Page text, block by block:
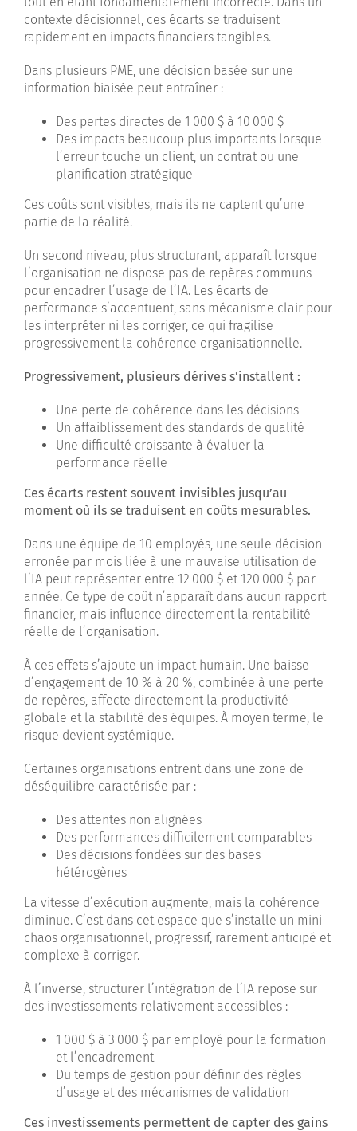
contexte décisionnel, ces écarts se traduisent
rapidement en impacts financiers tangibles.
Dans plusieurs PME, une décision basée sur une
information biaisée peut entraîner :
Des pertes directes de 1 000 $ à 10 000 $
Des impacts beaucoup plus importants lorsque
l’erreur touche un client, un contrat ou une
planification stratégique
Ces coûts sont visibles, mais ils ne captent qu’une
partie de la réalité.
Un second niveau, plus structurant, apparaît lorsque
l’organisation ne dispose pas de repères communs
pour encadrer l’usage de l’IA. Les écarts de
performance s’accentuent, sans mécanisme clair pour
les interpréter ni les corriger, ce qui fragilise
progressivement la cohérence organisationnelle.
Progressivement, plusieurs dérives s’installent :
Une perte de cohérence dans les décisions
Un affaiblissement des standards de qualité
Une difficulté croissante à évaluer la
performance réelle
Ces écarts restent souvent invisibles jusqu’au
moment où ils se traduisent en coûts mesurables.
Dans une équipe de 10 employés, une seule décision
erronée par mois liée à une mauvaise utilisation de
l’IA peut représenter entre 12 000 $ et 120 000 $ par
année. Ce type de coût n’apparaît dans aucun rapport
financier, mais influence directement la rentabilité
réelle de l’organisation.
À ces effets s’ajoute un impact humain. Une baisse
d’engagement de 10 % à 20 %, combinée à une perte
de repères, affecte directement la productivité
globale et la stabilité des équipes. À moyen terme, le
risque devient systémique.
Certaines organisations entrent dans une zone de
déséquilibre caractérisée par :
Des attentes non alignées
Des performances difficilement comparables
Des décisions fondées sur des bases
hétérogènes
La vitesse d’exécution augmente, mais la cohérence
diminue. C’est dans cet espace que s’installe un mini
chaos organisationnel, progressif, rarement anticipé et
complexe à corriger.
À l’inverse, structurer l’intégration de l’IA repose sur
des investissements relativement accessibles :
1 000 $ à 3 000 $ par employé pour la formation
et l’encadrement
Du temps de gestion pour définir des règles
d’usage et des mécanismes de validation
Ces investissements permettent de capter des gains